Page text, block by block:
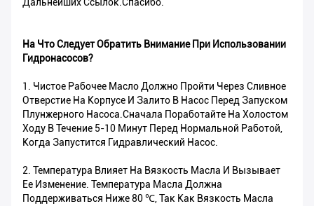
Дальнейших Ссылок.Спасибо.
На Что Следует Обратить Внимание При Использовании
Гидронасосов?
1. Чистое Рабочее Масло Должно Пройти Через Сливное
Отверстие На Корпусе И Залито В Насос Перед Запуском
Плунжерного Насоса.Сначала Поработайте На Холостом
Ходу В Течение 5-10 Минут Перед Нормальной Работой,
Когда Запустится Гидравлический Насос.
2. Температура Влияет На Вязкость Масла И Вызывает
Ее Изменение. Температура Масла Должна
Поддерживаться Ниже 80 ℃, Так Как Вязкость Масла